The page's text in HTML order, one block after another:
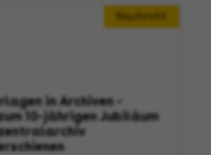
Nachricht
in Archiven -
10-jährigen Jubiläum